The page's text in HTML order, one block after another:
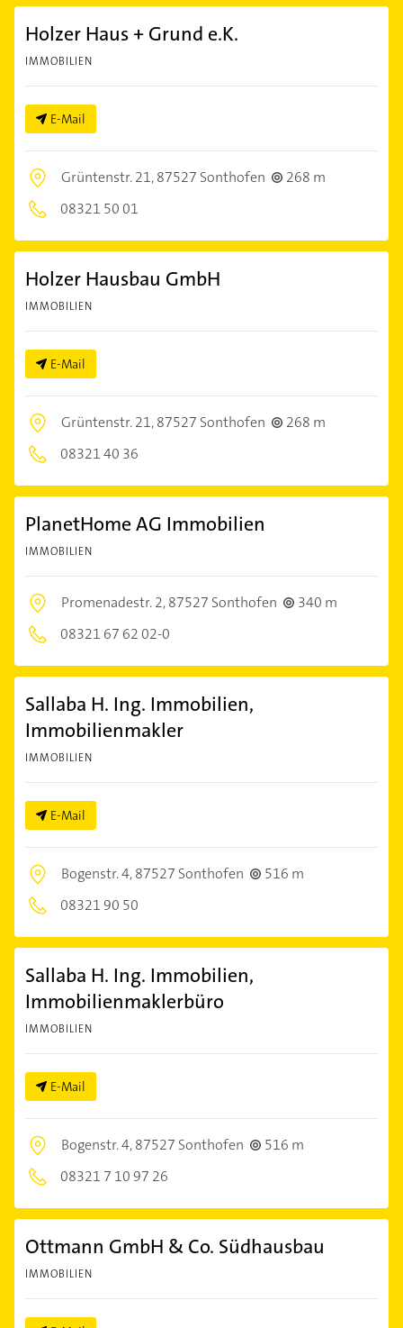
Holzer Haus + Grund e.K.
IMMOBILIEN
E-Mail
Grüntenstr. 21,87527 Sonthofen
268 m
08321 50 01
Holzer Hausbau GmbH
IMMOBILIEN
E-Mail
Grüntenstr. 21,87527 Sonthofen
268 m
08321 40 36
PlanetHome AG Immobilien
IMMOBILIEN
Promenadestr. 2,87527 Sonthofen
340 m
08321 67 62 02-0
Sallaba H. Ing. Immobilien,
Immobilienmakler
IMMOBILIEN
E-Mail
Bogenstr. 4,87527 Sonthofen
516 m
08321 90 50
Sallaba H. Ing. Immobilien,
Immobilienmaklerbüro
IMMOBILIEN
E-Mail
Bogenstr. 4,87527 Sonthofen
516 m
08321 7 10 97 26
Ottmann GmbH & Co. Südhausbau
IMMOBILIEN